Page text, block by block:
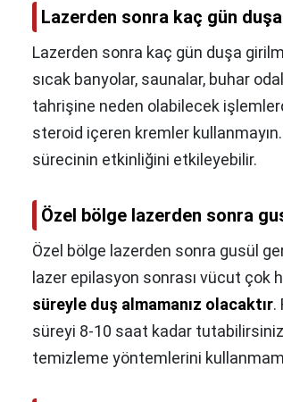
Lazerden sonra kaç gün
Lazerden sonra kaç gün duşa
sıcak banyolar, saunalar, buhar
tahrişine neden olabilecek
steroid içeren kremler
sürecinin etkinliğini etkileyebilir.
Özel bölge lazerden sonra
Özel bölge lazerden sonra gusül
lazer epilasyon sonrası vücut çok
süreyle duş almamanız olacaktır.
süreyi 8-10 saat kadar
temizleme yöntemlerini